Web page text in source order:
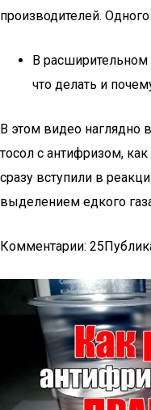
производителей.
В расширительном
что делать и
В этом видео наглядно
тосол с антифризом,
сразу вступили в
выделением едкого
Комментарии: